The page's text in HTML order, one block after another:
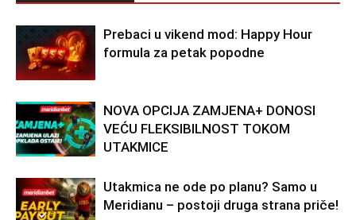
Prebaci u vikend mod: Happy Hour
formula za petak popodne
NOVA OPCIJA ZAMJENA+ DONOSI
VEĆU FLEKSIBILNOST TOKOM
UTAKMICE
Utakmica ne ode po planu? Samo u
Meridianu – postoji druga strana priče!